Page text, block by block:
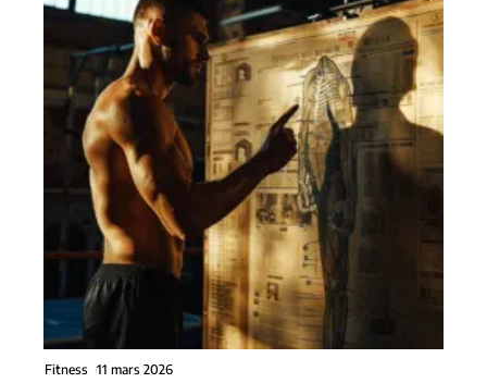
Fitness 11 mars 2026